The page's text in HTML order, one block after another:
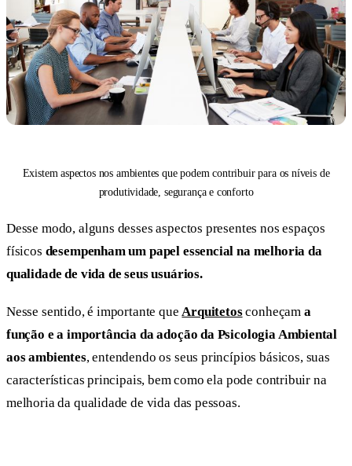
Existem aspectos nos ambientes que podem contribuir para os níveis de
produtividade, segurança e conforto
Desse modo, alguns desses aspectos presentes nos espaços
físicos desempenham um papel essencial na melhoria da
qualidade de vida de seus usuários.
Nesse sentido, é importante que Arquitetos conheçam a
função e a importância da adoção da Psicologia Ambiental
aos ambientes, entendendo os seus princípios básicos, suas
características principais, bem como ela pode contribuir na
melhoria da qualidade de vida das pessoas.